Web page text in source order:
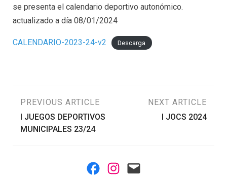
se presenta el calendario deportivo autonómico.
actualizado a día 08/01/2024
CALENDARIO-2023-24-v2 Descarga
Navegación
de
PREVIOUS ARTICLE
I JUEGOS DEPORTIVOS
MUNICIPALES 23/24
NEXT ARTICLE
I JOCS 2024
Facebook
Instagram
Mail